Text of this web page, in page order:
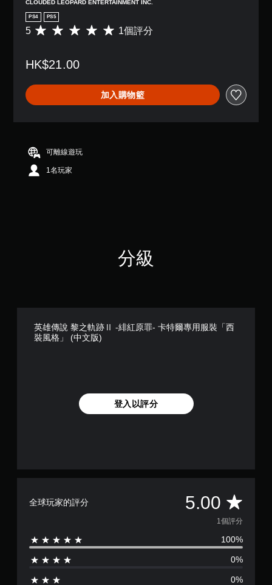
CLOUDED LEOPARD ENTERTAINMENT INC.
PS4 PS5
平
分
5
顆
星
5
顆
星
5 1個評分
HK$21.00
加入購物籃
可離線遊玩
1名玩家
分級
英雄傳說 黎之軌跡Ⅱ -緋紅原罪- 卡特爾專用服裝「西
裝風格」 (中文版)
登入以評分
全球玩家的評分 5.00 平
均
評
分
1個評分
100%
0%
0%